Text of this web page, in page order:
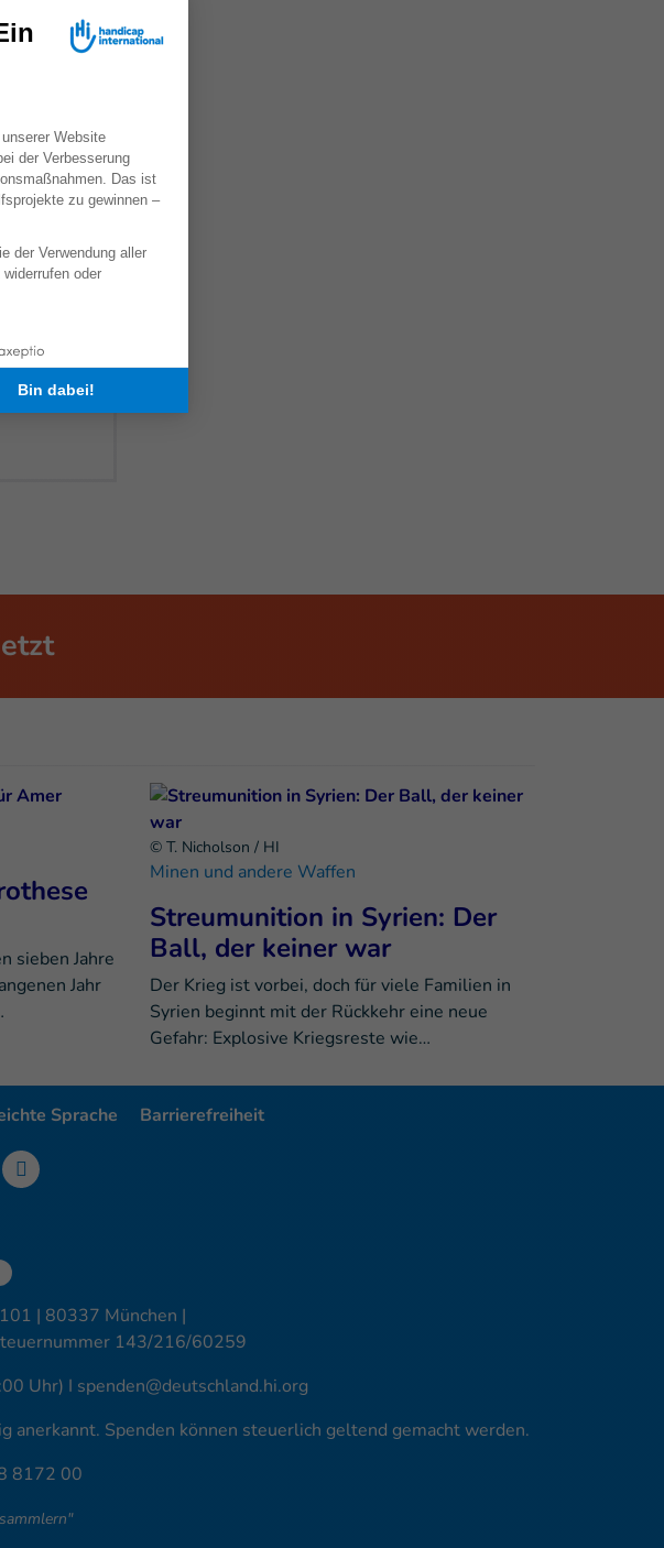
sieben Jahre
Jahr
© T. Nicholson / HI
Minen und andere Waffen
Streumunition in Syrien: Der
Ball, der keiner war
Der Krieg ist vorbei, doch für viele Familien in
Syrien beginnt mit der Rückkehr eine neue
Gefahr: Explosive Kriegsreste wie…
Sprache Barrierefreiheit
| 80337 München |
143/216/60259
Uhr) I spenden@deutschland.hi.org
anerkannt. Spenden können steuerlich geltend gemacht werden.
8172 00